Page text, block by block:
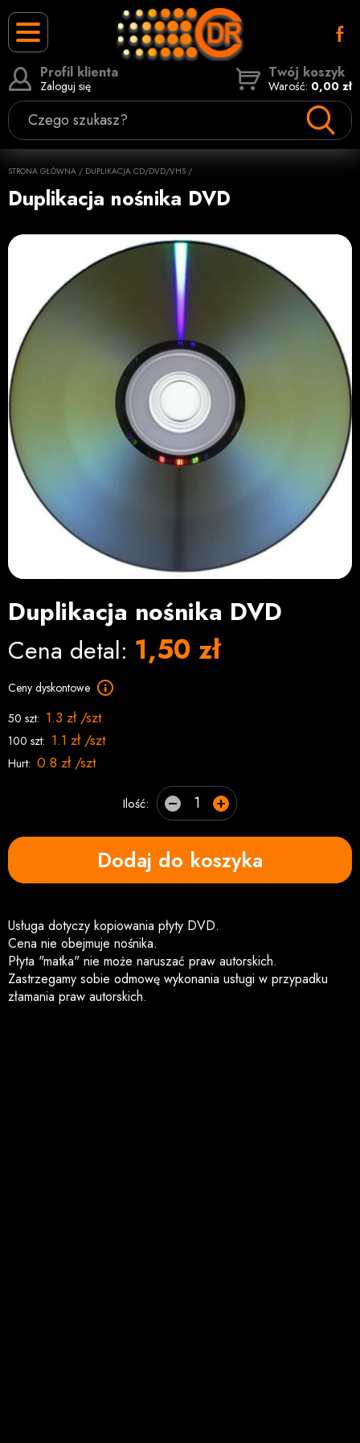
Czego szukasz?
Profil klienta
Zaloguj się
Twój koszyk
Warość: 0,00 zł
STRONA GŁÓWNA / DUPLIKACJA CD/DVD/VHS /
Duplikacja nośnika DVD
Duplikacja nośnika DVD
Cena detal: 1,50 zł
Ceny dyskontowe
50 szt: 1.3 zł /szt
100 szt: 1.1 zł /szt
Hurt: 0.8 zł /szt
Ilość:
Dodaj do koszyka
Usługa dotyczy kopiowania płyty DVD.
Cena nie obejmuje nośnika.
Płyta "matka" nie może naruszać praw autorskich.
Zastrzegamy sobie odmowę wykonania usługi w przypadku
złamania praw autorskich.